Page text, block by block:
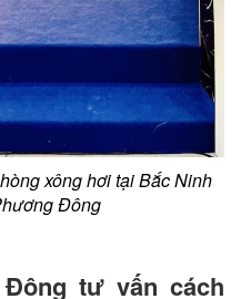
xông hơi tại Bắc Ninh
Đông
tư vấn cách